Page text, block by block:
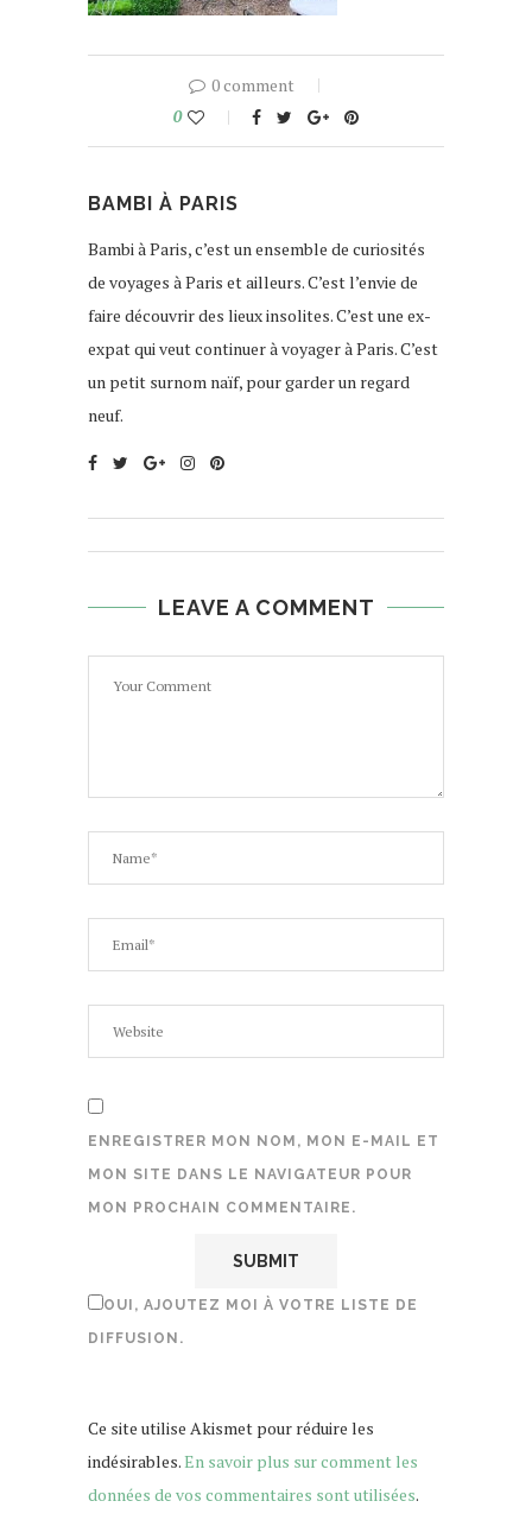
0 comment
0
BAMBI À PARIS
Bambi à Paris, c’est un ensemble de curiosités
de voyages à Paris et ailleurs. C’est l’envie de
faire découvrir des lieux insolites. C’est une ex-
expat qui veut continuer à voyager à Paris. C’est
un petit surnom naïf, pour garder un regard
neuf.
LEAVE A COMMENT
ENREGISTRER MON NOM, MON E-MAIL ET
MON SITE DANS LE NAVIGATEUR POUR
MON PROCHAIN COMMENTAIRE.
OUI, AJOUTEZ MOI À VOTRE LISTE DE
DIFFUSION.
Ce site utilise Akismet pour réduire les
indésirables.En savoir plus sur comment les
données de vos commentaires sont utilisées.